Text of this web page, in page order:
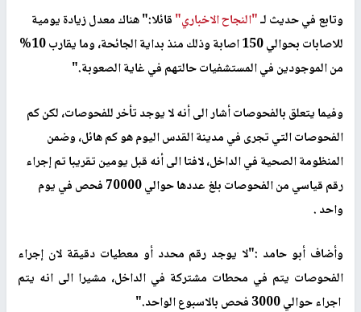
وتابع في حديث لـ"النجاح الاخباري"قائلا:" هناك معدل زيادة يومية
للاصابات بحوالي 150 اصابة وذلك منذ بداية الجائحة، وما يقارب 10%
من الموجودين في المستشفيات حالتهم في غاية الصعوبة."
وفيما يتعلق بالفحوصات أشار الى أنه لا يوجد تأخر للفحوصات، لكن كم
الفحوصات التي تجرى في مدينة القدس اليوم هو كم هائل، وضمن
المنظومة الصحية في الداخل، لافتا الى أنه قبل يومين تقريبا تم إجراء
رقم قياسي من الفحوصات بلغ عددها حوالي 70000 فحص في يوم
واحد .
وأضاف أبو حامد :"لا يوجد رقم محدد أو معطيات دقيقة لان إجراء
الفحوصات يتم في محطات مشتركة في الداخل، مشيرا الى انه يتم
اجراء حوالي 3000 فحص بالاسبوع الواحد."